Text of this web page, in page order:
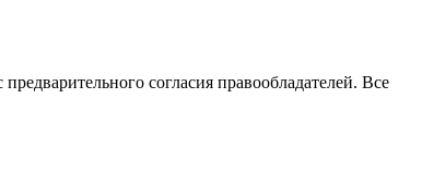
согласия правообладателей. Все